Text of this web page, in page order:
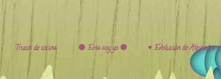
Trucos de cocina. 🟣 Esta soy yo 🟣
♥️ Evolución de Alejandra ♥️